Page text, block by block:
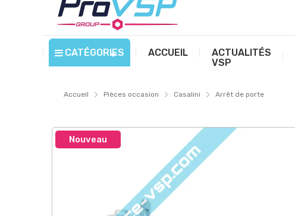
CATÉGORIES ACCUEIL
ACTUALITÉS
VSP
Accueil Pièces occasion Casalini Arrêt de porte
Nouveau